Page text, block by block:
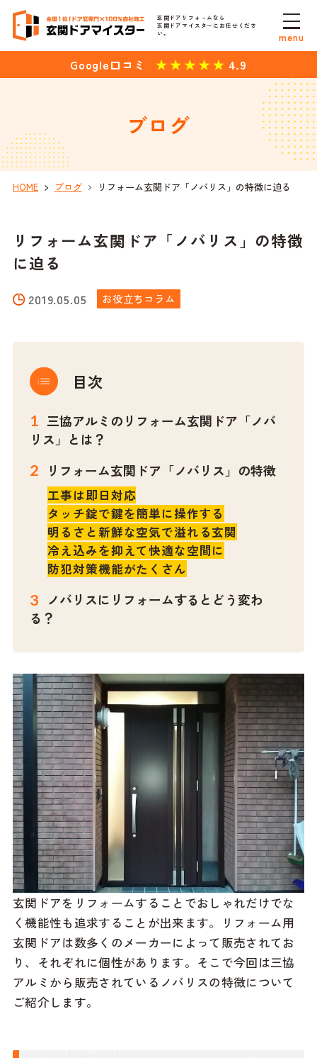
玄関ドアリフォ－ムなら
玄関ドアマイスターにお任せくださ
い。
Google口コミ 4.9
menu
ブログ
HOME ブログ リフォーム玄関ドア「ノバリス」の特徴に迫る
リフォーム玄関ドア「ノバリス」の特徴
に迫る
2019.05.05 お役立ちコラム
目次
三協アルミのリフォーム玄関ドア「ノバ
リス」とは？
リフォーム玄関ドア「ノバリス」の特徴
工事は即日対応
タッチ錠で鍵を簡単に操作する
明るさと新鮮な空気で溢れる玄関
冷え込みを抑えて快適な空間に
防犯対策機能がたくさん
ノバリスにリフォームするとどう変わ
る？
玄関ドアをリフォームすることでおしゃれだけでな
く機能性も追求することが出来ます。リフォーム用
玄関ドアは数多くのメーカーによって販売されてお
り、それぞれに個性があります。そこで今回は三協
アルミから販売されているノバリスの特徴について
ご紹介します。